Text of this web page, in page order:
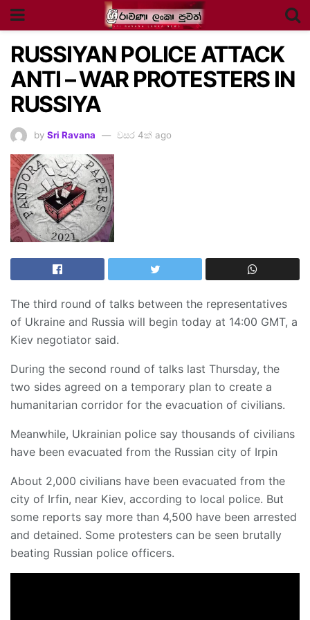
RUSSIYAN POLICE ATTACK
ANTI – WAR PROTESTERS IN
RUSSIYA
by Sri Ravana වසර 4ක් ago
The third round of talks between the representatives
of Ukraine and Russia will begin today at 14:00 GMT, a
Kiev negotiator said.
During the second round of talks last Thursday, the
two sides agreed on a temporary plan to create a
humanitarian corridor for the evacuation of civilians.
Meanwhile, Ukrainian police say thousands of civilians
have been evacuated from the Russian city of Irpin
About 2,000 civilians have been evacuated from the
city of Irfin, near Kiev, according to local police. But
some reports say more than 4,500 have been arrested
and detained. Some protesters can be seen brutally
beating Russian police officers.